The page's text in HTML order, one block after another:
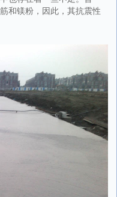
和镁粉，因此，其抗震性